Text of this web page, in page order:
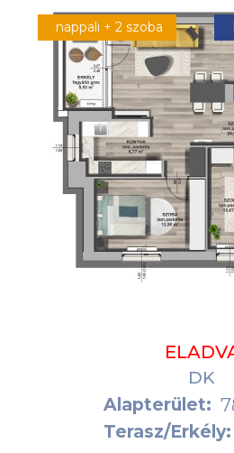
nappali + 2 szoba
DK
Alapterület:
Terasz/Erkély: